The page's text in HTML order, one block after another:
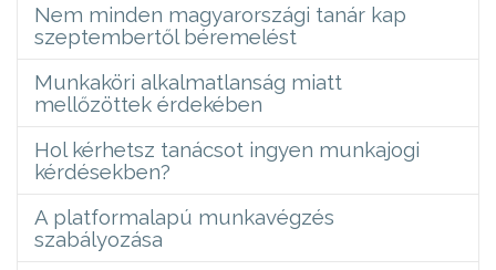
Nem minden magyarországi tanár kap
szeptembertől béremelést
Munkaköri alkalmatlanság miatt
mellőzöttek érdekében
Hol kérhetsz tanácsot ingyen munkajogi
kérdésekben?
A platformalapú munkavégzés
szabályozása